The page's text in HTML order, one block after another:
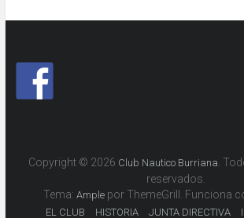
Copyright © 2026 Club Nautico Burriana.
reservados.
Tema: Amplepor ThemeGrill. Funciona
EL CLUB HISTORIA JUNTA DIRECTIVA